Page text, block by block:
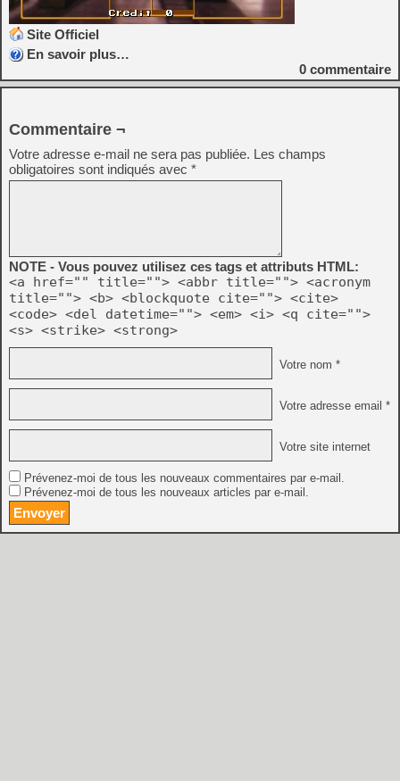
Site Officiel
En savoir plus…
0 commentaire
Commentaire ¬
Votre adresse e-mail ne sera pas publiée. Les champs
obligatoires sont indiqués avec *
NOTE - Vous pouvez utilisez ces tags et attributs HTML:
<a href="" title=""> <abbr title=""> <acronym
title=""> <b> <blockquote cite=""> <cite>
<code> <del datetime=""> <em> <i> <q cite="">
<s> <strike> <strong>
Votre nom *
Votre adresse email *
Votre site internet
Prévenez-moi de tous les nouveaux commentaires par e-mail.
Prévenez-moi de tous les nouveaux articles par e-mail.